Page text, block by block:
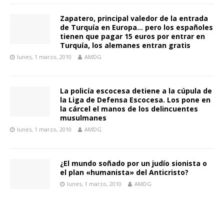
Zapatero, principal valedor de la entrada
de Turquía en Europa… pero los españoles
tienen que pagar 15 euros por entrar en
Turquía, los alemanes entran gratis
lunes, 1 marzo, 2010 AMDG
La policía escocesa detiene a la cúpula de
la Liga de Defensa Escocesa. Los pone en
la cárcel el manos de los delincuentes
musulmanes
lunes, 1 marzo, 2010 AMDG
¿El mundo soñado por un judío sionista o
el plan «humanista» del Anticristo?
lunes, 1 marzo, 2010 AMDG